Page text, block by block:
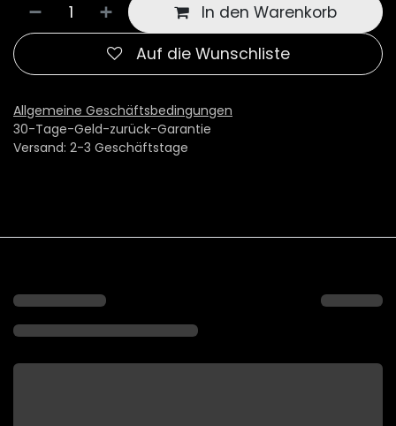
In den Warenkorb
Auf die Wunschliste
Allgemeine Geschäftsbedingungen
30-Tage-Geld-zurück-Garantie
Versand: 2-3 Geschäftstage